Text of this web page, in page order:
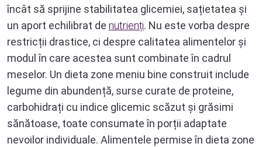
încât să sprijine stabilitatea glicemiei, sațietatea și
un aport echilibrat de nutrienți. Nu este vorba despre
restricții drastice, ci despre calitatea alimentelor și
modul în care acestea sunt combinate în cadrul
meselor. Un dieta zone meniu bine construit include
legume din abundență, surse curate de proteine,
carbohidrați cu indice glicemic scăzut și grăsimi
sănătoase, toate consumate în porții adaptate
nevoilor individuale. Alimentele permise în dieta zone